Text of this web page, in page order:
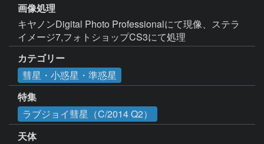
画像処理
キヤノンDigital Photo Professionalにて現像、ステラ
イメージ7,フォトショップCS3にて処理
カテゴリー
彗星・小惑星・準惑星
特集
ラブジョイ彗星（C/2014 Q2）
天体